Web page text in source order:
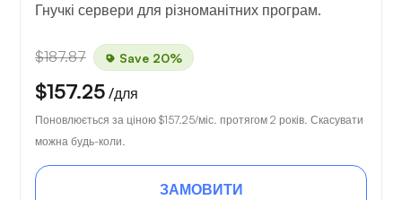
Гнучкі сервери для різноманітних програм.
$187.87 Save 20%
$157.25 /для
Поновлюється за ціною $157.25/міс. протягом 2 років. Скасувати
можна будь-коли.
ЗАМОВИТИ